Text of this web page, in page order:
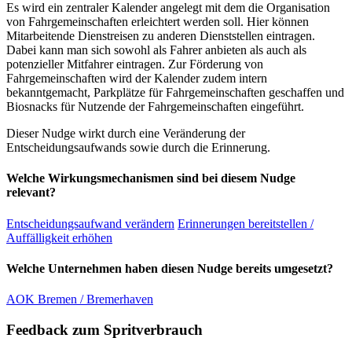
Es wird ein zentraler Kalender angelegt mit dem die Organisation
von Fahrgemeinschaften erleichtert werden soll. Hier können
Mitarbeitende Dienstreisen zu anderen Dienststellen eintragen.
Dabei kann man sich sowohl als Fahrer anbieten als auch als
potenzieller Mitfahrer eintragen. Zur Förderung von
Fahrgemeinschaften wird der Kalender zudem intern
bekanntgemacht, Parkplätze für Fahrgemeinschaften geschaffen und
Biosnacks für Nutzende der Fahrgemeinschaften eingeführt.
Dieser Nudge wirkt durch eine Veränderung der
Entscheidungsaufwands sowie durch die Erinnerung.
Welche Wirkungsmechanismen sind bei diesem Nudge
relevant?
Entscheidungsaufwand verändern Erinnerungen bereitstellen /
Auffälligkeit erhöhen
Welche Unternehmen haben diesen Nudge bereits umgesetzt?
AOK Bremen / Bremerhaven
Feedback zum Spritverbrauch